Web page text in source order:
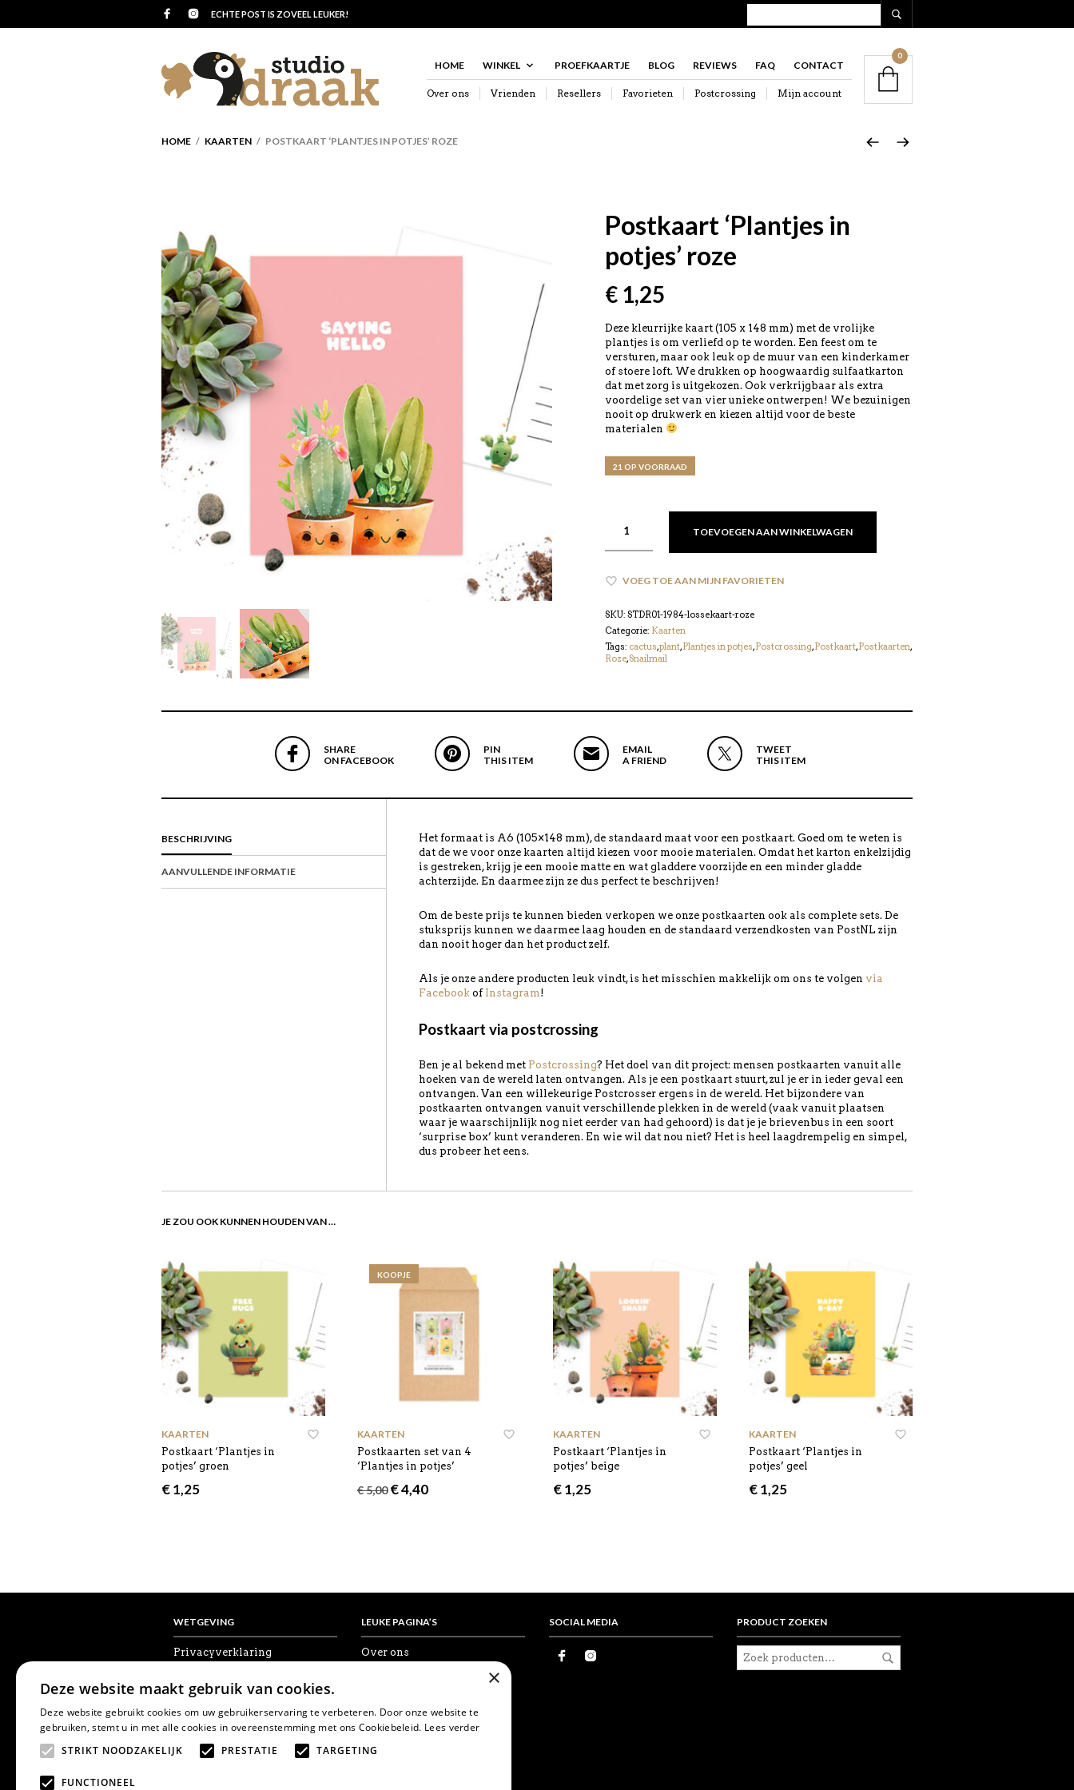
ECHTE POST IS ZOVEEL LEUKER!
HOME WINKEL PROEFKAARTJE BLOG REVIEWS FAQ CONTACT
Over ons Vrienden Resellers Favorieten Postcrossing Mijn account
0
HOME / KAARTEN / POSTKAART ‘PLANTJES IN POTJES’ ROZE
Postkaart ‘Plantjes in
potjes’ roze
€1,25
Deze kleurrijke kaart (105 x 148 mm) met de vrolijke
plantjes is om verliefd op te worden. Een feest om te
versturen, maar ook leuk op de muur van een kinderkamer
of stoere loft. We drukken op hoogwaardig sulfaatkarton
dat met zorg is uitgekozen. Ook verkrijgbaar als extra
voordelige set van vier unieke ontwerpen! We bezuinigen
nooit op drukwerk en kiezen altijd voor de beste
materialen
21 OP VOORRAAD
TOEVOEGEN AAN WINKELWAGEN
VOEG TOE AAN MIJN FAVORIETEN
SKU: STDR01-1984-lossekaart-roze
Categorie: Kaarten
Tags: cactus,plant,Plantjes in potjes,Postcrossing,Postkaart,Postkaarten,
Roze,Snailmail
SHARE
ON FACEBOOK
PIN
THIS ITEM
EMAIL
A FRIEND
TWEET
THIS ITEM
BESCHRIJVING
AANVULLENDE INFORMATIE
Het formaat is A6 (105×148 mm), de standaard maat voor een postkaart. Goed om te weten is
dat de we voor onze kaarten altijd kiezen voor mooie materialen. Omdat het karton enkelzijdig
is gestreken, krijg je een mooie matte en wat gladdere voorzijde en een minder gladde
achterzijde. En daarmee zijn ze dus perfect te beschrijven!
Om de beste prijs te kunnen bieden verkopen we onze postkaarten ook als complete sets. De
stuksprijs kunnen we daarmee laag houden en de standaard verzendkosten van PostNL zijn
dan nooit hoger dan het product zelf.
Als je onze andere producten leuk vindt, is het misschien makkelijk om ons te volgen via
Facebook of Instagram!
Postkaart via postcrossing
Ben je al bekend met Postcrossing? Het doel van dit project: mensen postkaarten vanuit alle
hoeken van de wereld laten ontvangen. Als je een postkaart stuurt, zul je er in ieder geval een
ontvangen. Van een willekeurige Postcrosser ergens in de wereld. Het bijzondere van
postkaarten ontvangen vanuit verschillende plekken in de wereld (vaak vanuit plaatsen
waar je waarschijnlijk nog niet eerder van had gehoord) is dat je je brievenbus in een soort
‘surprise box’ kunt veranderen. En wie wil dat nou niet? Het is heel laagdrempelig en simpel,
dus probeer het eens.
JE ZOU OOK KUNNEN HOUDEN VAN …
KAARTEN
Postkaart ‘Plantjes in
potjes’ groen
€1,25
KOOPJE
KAARTEN
Postkaarten set van 4
‘Plantjes in potjes’
€5,00 Oorspronkelijke
€4,40Huidige
KAARTEN
Postkaart ‘Plantjes in
potjes’ beige
€1,25
KAARTEN
Postkaart ‘Plantjes in
potjes’ geel
€1,25
WETGEVING
Privacyverklaring
Disclaimer
Cookies
Herroepingsrecht
LEUKE PAGINA’S
Over ons
Favorieten
Postcrossing
Snailmail
SOCIAL MEDIA PRODUCT ZOEKEN
×
Deze website maakt gebruik van cookies.
Deze website gebruikt cookies om uw gebruikerservaring te verbeteren. Door onze website te
gebruiken, stemt u in met alle cookies in overeenstemming met ons Cookiebeleid. Lees verder
STRIKT NOODZAKELIJK
PRESTATIE TARGETING
FUNCTIONEEL